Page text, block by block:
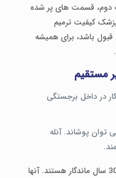
دوم، قسمت های پر شده
کیفیت ترمیم
باشد، برای همیشه
مستقیم
در داخل برجستگی
پوشاند. آنله
اینله ها و اینله ها دوام بیشتری دارند و تا 30 سال ماندگار هستند. آنها